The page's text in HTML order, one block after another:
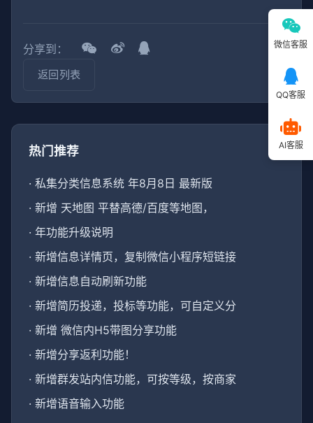
分享到：
返回列表
热门推荐
· 私集分类信息系统 年8月8日 最新版
· 新增 天地图 平替高德/百度等地图，
· 年功能升级说明
· 新增信息详情页，复制微信小程序短链接
· 新增信息自动刷新功能
· 新增简历投递，投标等功能，可自定义分
· 新增 微信内H5带图分享功能
· 新增分享返利功能！
· 新增群发站内信功能，可按等级，按商家
· 新增语音输入功能
微信客服
QQ客服
AI客服